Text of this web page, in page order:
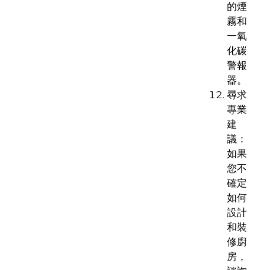
的煙
霧和
一氧
化碳
警報
器。
尋求
專業
建
議：
如果
您不
確定
如何
設計
和裝
修廚
房，